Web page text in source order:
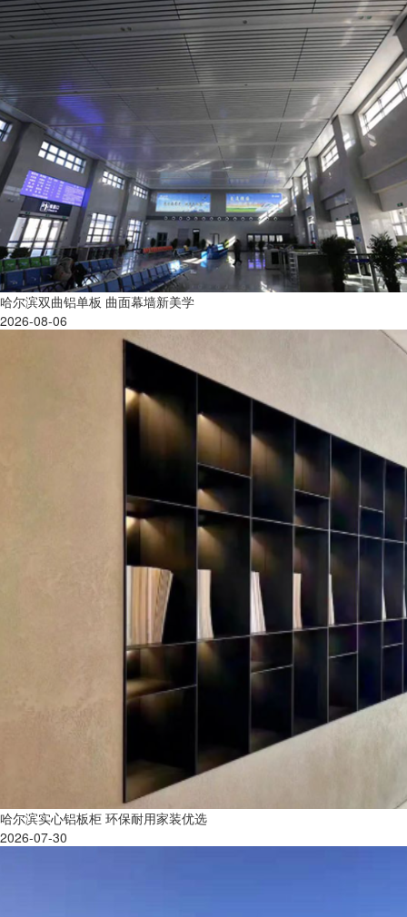
哈尔滨双曲铝单板 曲面幕墙新美学
2026-08-06
哈尔滨实心铝板柜 环保耐用家装优选
2026-07-30